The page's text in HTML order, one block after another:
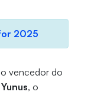
2025
vencedor do
, o